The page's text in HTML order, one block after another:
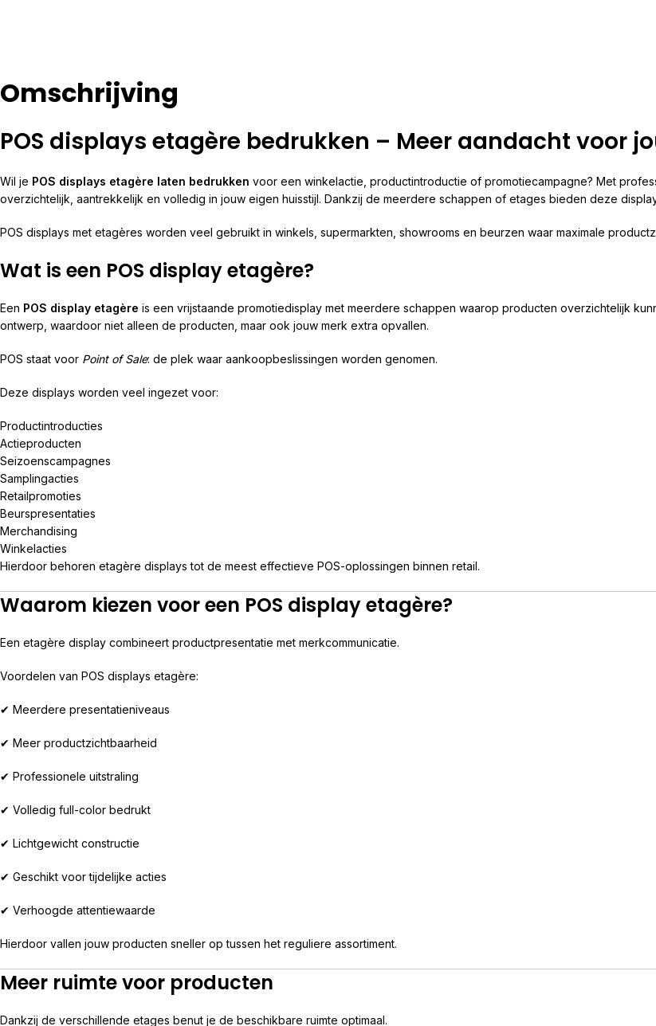
Omschrijving
POS displays etagère bedrukken – Meer aandacht voor
Wil je POS displays etagère laten bedrukken voor een winkelactie, productintroductie of promotiecampagne? Met
overzichtelijk, aantrekkelijk en volledig in jouw eigen huisstijl. Dankzij de meerdere schappen of etages bieden deze
POS displays met etagères worden veel gebruikt in winkels, supermarkten, showrooms en beurzen waar maximale
Wat is een POS display etagère?
Een POS display etagère is een vrijstaande promotiedisplay met meerdere schappen waarop producten overzichtelijk
ontwerp, waardoor niet alleen de producten, maar ook jouw merk extra opvallen.
POS staat voor Point of Sale: de plek waar aankoopbeslissingen worden genomen.
Deze displays worden veel ingezet voor:
Productintroducties
Actieproducten
Seizoenscampagnes
Samplingacties
Retailpromoties
Beurspresentaties
Merchandising
Winkelacties
Hierdoor behoren etagère displays tot de meest effectieve POS-oplossingen binnen retail.
Waarom kiezen voor een POS display etagère?
Een etagère display combineert productpresentatie met merkcommunicatie.
Voordelen van POS displays etagère:
✔ Meerdere presentatieniveaus
✔ Meer productzichtbaarheid
✔ Professionele uitstraling
✔ Volledig full-color bedrukt
✔ Lichtgewicht constructie
✔ Geschikt voor tijdelijke acties
✔ Verhoogde attentiewaarde
Hierdoor vallen jouw producten sneller op tussen het reguliere assortiment.
Meer ruimte voor producten
Dankzij de verschillende etages benut je de beschikbare ruimte optimaal.